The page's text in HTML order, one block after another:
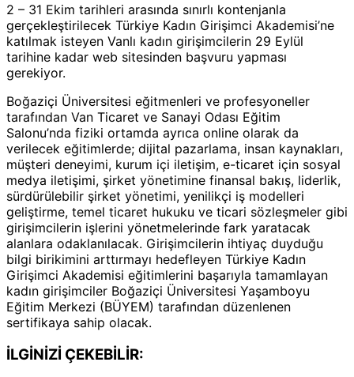
2 – 31 Ekim tarihleri arasında sınırlı kontenjanla
gerçekleştirilecek Türkiye Kadın Girişimci Akademisi’ne
katılmak isteyen Vanlı kadın girişimcilerin 29 Eylül
tarihine kadar web sitesinden başvuru yapması
gerekiyor.
Boğaziçi Üniversitesi eğitmenleri ve profesyoneller
tarafından Van Ticaret ve Sanayi Odası Eğitim
Salonu’nda fiziki ortamda ayrıca online olarak da
verilecek eğitimlerde; dijital pazarlama, insan kaynakları,
müşteri deneyimi, kurum içi iletişim, e-ticaret için sosyal
medya iletişimi, şirket yönetimine finansal bakış, liderlik,
sürdürülebilir şirket yönetimi, yenilikçi iş modelleri
geliştirme, temel ticaret hukuku ve ticari sözleşmeler gibi
girişimcilerin işlerini yönetmelerinde fark yaratacak
alanlara odaklanılacak. Girişimcilerin ihtiyaç duyduğu
bilgi birikimini arttırmayı hedefleyen Türkiye Kadın
Girişimci Akademisi eğitimlerini başarıyla tamamlayan
kadın girişimciler Boğaziçi Üniversitesi Yaşamboyu
Eğitim Merkezi (BÜYEM) tarafından düzenlenen
sertifikaya sahip olacak.
İLGİNİZİ ÇEKEBİLİR: